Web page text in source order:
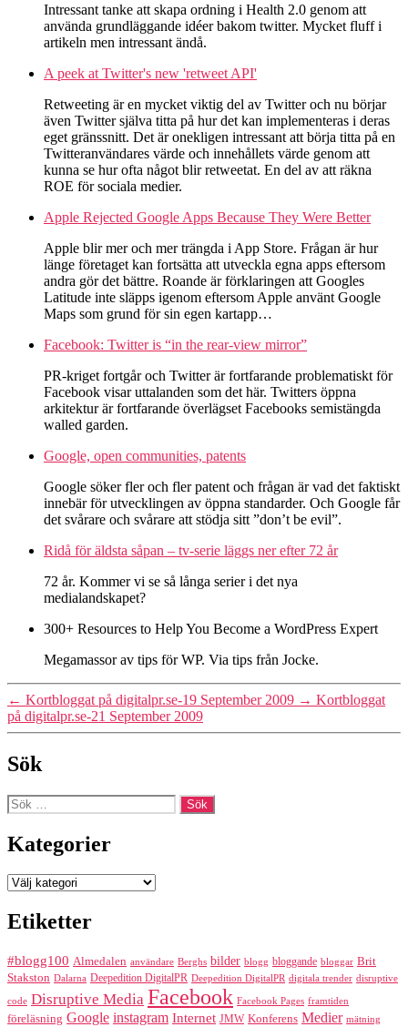
Intressant tanke att skapa ordning i Health 2.0 genom att
använda grundläggande idéer bakom twitter. Mycket fluff i
artikeln men intressant ändå.
A peek at Twitter's new 'retweet API'
Retweeting är en mycket viktig del av Twitter och nu börjar
även Twitter själva titta på hur det kan implementeras i deras
eget gränssnitt. Det är onekligen intressant att börja titta på en
Twitteranvändares värde och innehållets värde genom att
kunna se hur ofta något blir retweetat. En del av att räkna
ROE för sociala medier.
Apple Rejected Google Apps Because They Were Better
Apple blir mer och mer trängda i App Store. Frågan är hur
länge företaget kan fortsätta att utveckla egna apps eftersom
andra gör det bättre. Roande är förklaringen att Googles
Latitude inte släpps igenom eftersom Apple använt Google
Maps som grund för sin egen kartapp…
Facebook: Twitter is “in the rear-view mirror”
PR-kriget fortgår och Twitter är fortfarande problematiskt för
Facebook visar uttalanden som det här. Twitters öppna
arkitektur är fortfarande överlägset Facebooks semistängda
walled garden.
Google, open communities, patents
Google söker fler och fler patent och frågan är vad det faktiskt
innebär för utvecklingen av öppna standarder. Och Google får
det svårare och svårare att stödja sitt ”don’t be evil”.
Ridå för äldsta såpan – tv-serie läggs ner efter 72 år
72 år. Kommer vi se så långa serier i det nya
medialandskapet?
300+ Resources to Help You Become a WordPress Expert
Megamassor av tips för WP. Via tips från Jocke.
← Kortbloggat på digitalpr.se-19 September 2009 → Kortbloggat
på digitalpr.se-21 September 2009
Sök
Sök
efter:
Kategorier
Kategorier
Etiketter
#blogg100 Almedalen användare Berghs bilder blogg bloggande bloggar Brit
Stakston Dalarna Deepedition DigitalPR Deepedition DigitalPR digitala trender disruptive
code Disruptive Media Facebook Facebook Pages framtiden
föreläsning Google instagram Internet JMW Konferens Medier mätning